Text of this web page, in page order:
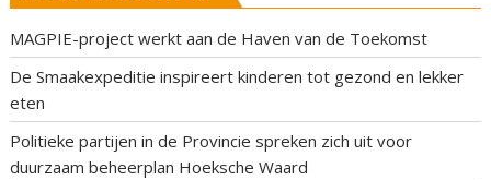
MAGPIE-project werkt aan de Haven van de Toekomst
De Smaakexpeditie inspireert kinderen tot gezond en lekker
eten
Politieke partijen in de Provincie spreken zich uit voor
duurzaam beheerplan Hoeksche Waard